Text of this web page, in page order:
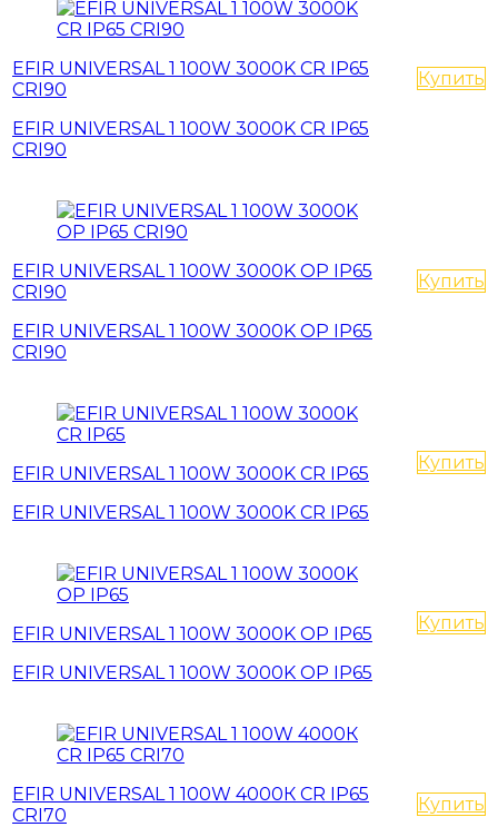
EFIR UNIVERSAL 1 100W 3000K CR IP65
CRI90
EFIR UNIVERSAL 1 100W 3000K CR IP65
CRI90
Купить
EFIR UNIVERSAL 1 100W 3000K OP IP65
CRI90
EFIR UNIVERSAL 1 100W 3000K OP IP65
CRI90
Купить
EFIR UNIVERSAL 1 100W 3000K CR IP65
EFIR UNIVERSAL 1 100W 3000K CR IP65
Купить
EFIR UNIVERSAL 1 100W 3000K OP IP65
EFIR UNIVERSAL 1 100W 3000K OP IP65
Купить
EFIR UNIVERSAL 1 100W 4000К CR IP65
CRI70
Купить